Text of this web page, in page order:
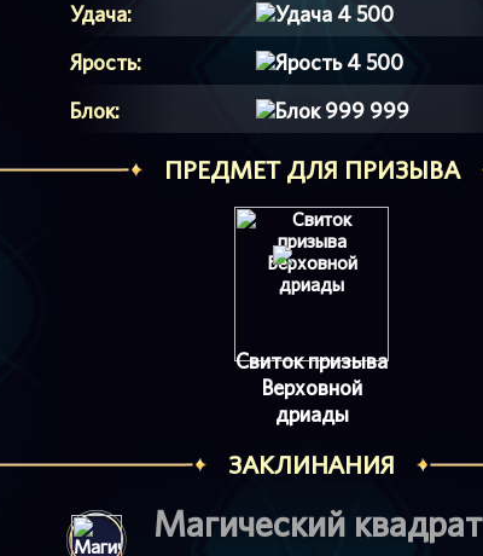
Удача:
4 500
Ярость:
4 500
Блок:
999 999
ПРЕДМЕТ ДЛЯ ПРИЗЫВА
Свиток призыва
Верховной
дриады
ЗАКЛИНАНИЯ
Магический квадрат